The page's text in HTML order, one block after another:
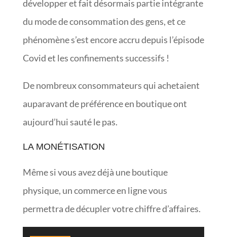
développer et fait désormais partie intégrante
du mode de consommation des gens, et ce
phénomène s’est encore accru depuis l’épisode
Covid et les confinements successifs !
De nombreux consommateurs qui achetaient
auparavant de préférence en boutique ont
aujourd’hui sauté le pas.
LA MONÉTISATION
Même si vous avez déjà une boutique
physique, un commerce en ligne vous
permettra de décupler votre chiffre d’affaires.